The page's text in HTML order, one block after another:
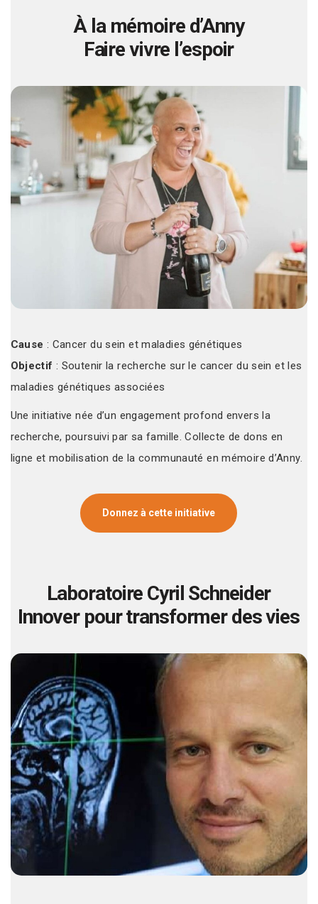
À la mémoire d’Anny
Faire vivre l’espoir
Cause : Cancer du sein et maladies génétiques
Objectif : Soutenir la recherche sur le cancer du sein et les
maladies génétiques associées
Une initiative née d’un engagement profond envers la
recherche, poursuivi par sa famille. Collecte de dons en
ligne et mobilisation de la communauté en mémoire d’Anny.
Donnez à cette initiative
Laboratoire Cyril Schneider
Innover pour transformer des vies